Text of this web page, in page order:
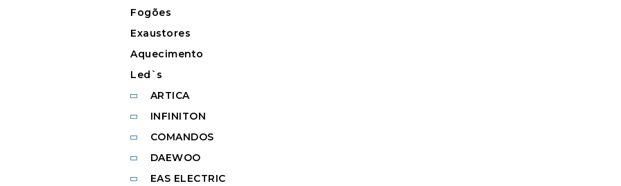
Fogões
Exaustores
Aquecimento
Led`s
ARTICA
INFINITON
COMANDOS
DAEWOO
EAS ELECTRIC